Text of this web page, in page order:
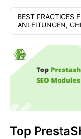
BEST PRACTICES
ANLEITUNGEN,
Top